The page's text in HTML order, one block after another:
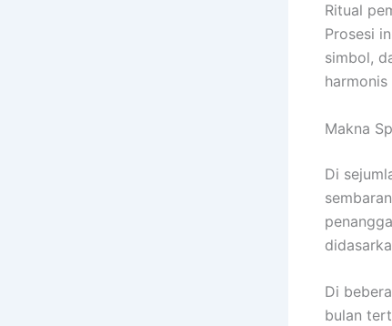
Ritual
Prosesi
simbol,
Makna
Di
Di
bulan